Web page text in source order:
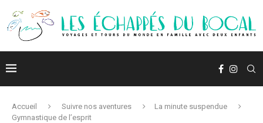
Accueil Suivre nos aventures
La minute suspendue
Gymnastique de l’esprit